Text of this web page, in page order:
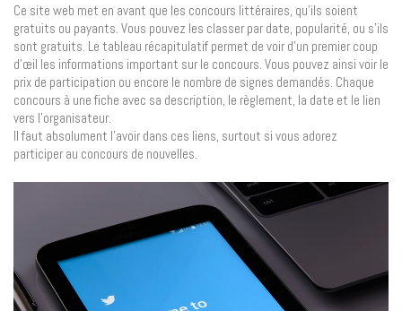
Ce site web met en avant que les concours littéraires, qu’ils soient
gratuits ou payants. Vous pouvez les classer par date, popularité, ou s’ils
sont gratuits. Le tableau récapitulatif permet de voir d’un premier coup
d’œil les informations important sur le concours. Vous pouvez ainsi voir le
prix de participation ou encore le nombre de signes demandés. Chaque
concours à une fiche avec sa description, le règlement, la date et le lien
vers l’organisateur.
Il faut absolument l’avoir dans ces liens, surtout si vous adorez
participer au concours de nouvelles.